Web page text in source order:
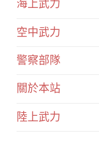
海上武力
空中武力
警察部隊
關於本站
陸上武力